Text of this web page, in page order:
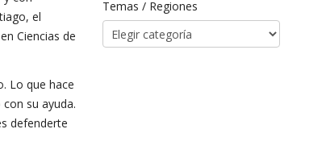
el
Ciencias de
Lo que hace
su ayuda.
defenderte
Temas / Regiones